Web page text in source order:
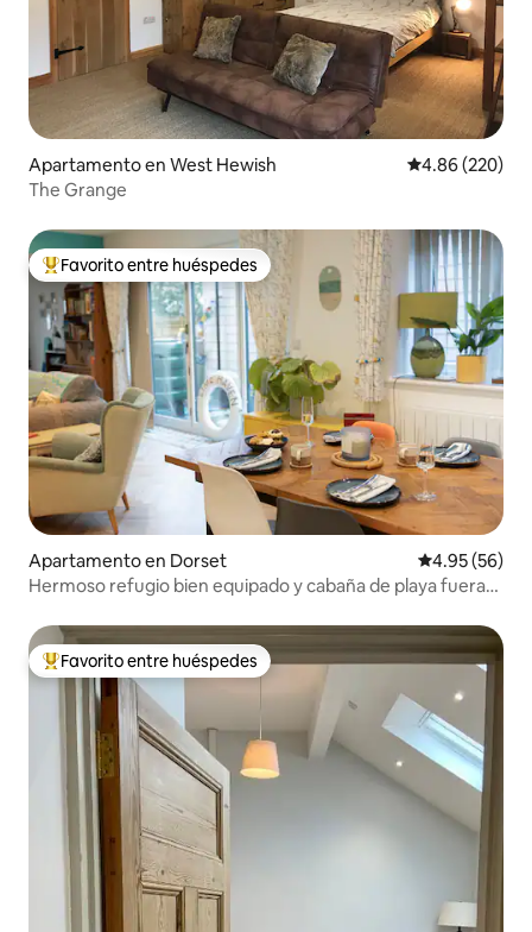
Apartamento en West Hewish Calificación
4.86 (220)
The Grange
Favorito entre huéspedes preferido
Favorito entre huéspedes
Apartamento en Dorset Calificación
4.95 (56)
Hermoso refugio bien equipado y cabaña de playa fuera
Favorito entre huéspedes preferido
Favorito entre huéspedes